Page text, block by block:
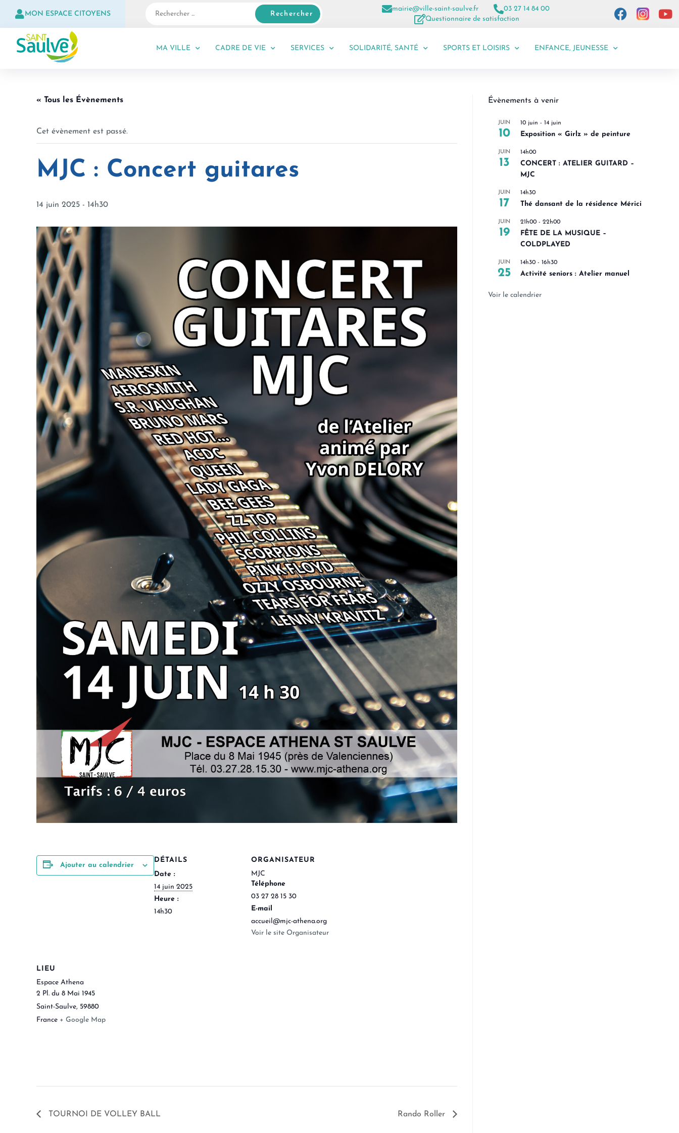
MON ESPACE CITOYENS Rechercher
mairie@ville-saint-saulve.fr
03 27 14 84 00
Questionnaire de satisfaction
MA VILLE CADRE DE VIE SERVICES SOLIDARITÉ, SANTÉ SPORTS ET LOISIRS ENFANCE, JEUNESSE
« Tous les Évènements
Cet évènement est passé.
MJC : Concert guitares
14 juin 2025 - 14h30
Ajouter au calendrier
DÉTAILS
Date :
14 juin 2025
Heure :
14h30
ORGANISATEUR
MJC
Téléphone
03 27 28 15 30
E-mail
accueil@mjc-athena.org
Voir le site Organisateur
LIEU
Espace Athena
2 Pl. du 8 Mai 1945
Saint-Saulve, 59880
France + Google Map
TOURNOI DE VOLLEY BALL Rando Roller
Évènements à venir
JUIN
10
10 juin - 14 juin
Exposition « Girlz » de peinture
JUIN
13
14h00
CONCERT : ATELIER GUITARD –
MJC
JUIN
17
14h30
Thé dansant de la résidence Mérici
JUIN
19
21h00 - 22h00
FÊTE DE LA MUSIQUE –
COLDPLAYED
JUIN
25
14h30 - 16h30
Activité seniors : Atelier manuel
Voir le calendrier